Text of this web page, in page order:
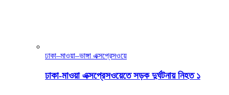
ঢাকা–মাওয়া–ভাঙ্গা এক্সপ্রেসওয়ে
ঢাকা-মাওয়া এক্সপ্রেসওয়েতে সড়ক দুর্ঘটনায় নিহত ১